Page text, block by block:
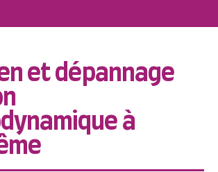
et dépannage
à